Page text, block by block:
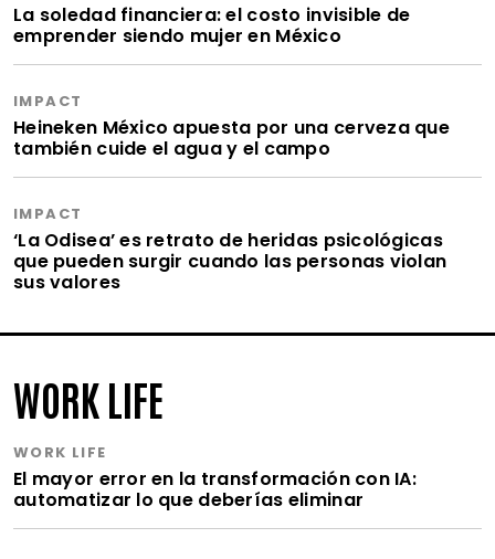
La soledad financiera: el costo invisible de
emprender siendo mujer en México
IMPACT
Heineken México apuesta por una cerveza que
también cuide el agua y el campo
IMPACT
‘La Odisea’ es retrato de heridas psicológicas
que pueden surgir cuando las personas violan
sus valores
WORK LIFE
WORK LIFE
El mayor error en la transformación con IA:
automatizar lo que deberías eliminar